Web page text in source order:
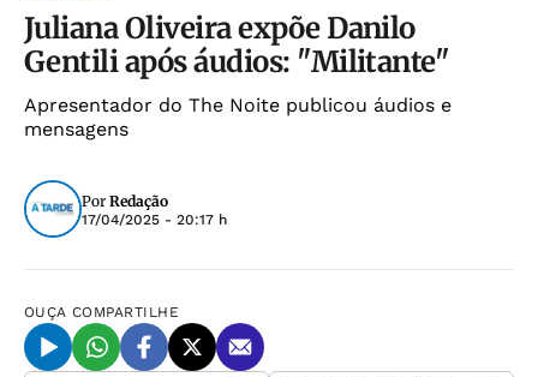
Juliana Oliveira expõe Danilo
Gentili após áudios: "Militante"
Apresentador do The Noite publicou áudios e
mensagens
Por Redação
17/04/2025 - 20:17 h
OUÇA COMPARTILHE